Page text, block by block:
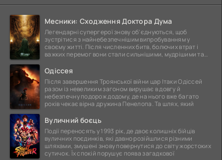
Месники: Сходження Доктора Дума
Легендарні супергерої знову об'єднуються, щоб
зустрітися з найнебезпечнішим випробуванням у
своєму житті. Після численних битв, болючих втрат і
важких перемог вони стали сильнішими, мудрішими та
Одіссея
Після завершення Троянської війни цар Ітаки Одіссей
разом із невеликим загоном вирушає в довгу й
небезпечну подорож додому, де на нього вже багато
років чекає вірна дружина Пенелопа. Та шлях, який
Вуличний боєць
Події переносять у 1993 рік, де двоє колишніх бійців
вуличних поєдинків, які давно розійшлися різними
шляхами, змушені знову повернутися до світу жорстоких
сутичок. Їх спокій порушує поява загадкової